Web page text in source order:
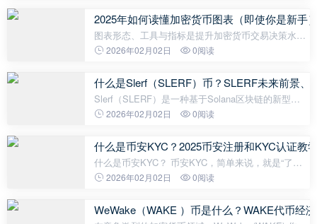
以太坊最成功的 Layer
2025年如何读懂加密货币图表（即使你是新手
图表形态、工具与指标是提升加密货币交易决策水平
的关键。它们帮助你识别趋势，洞察市场动态。 关键
（OHLC）数据。OHLC数据帮助交易者
2026年02月02日 0阅读
什么是Slerf（SLERF）币？SLERF未来前景、
Slerf（SLERF）是一种基于Solana区块链的新型
meme 币，自推出以来迅速成为加密社区的热门话
SLERF仍然以惊人的速度吸引了投资者的关注，
2026年02月02日 0阅读
什么是币安KYC？2025币安注册和KYC认证教
什么是币安KYC？ 币安KYC，简单来说，就是“了解
你的客户”这一国际通用金融监管原则在币安平台上的
求用户在开通和使
2026年02月02日 0阅读
WeWake（WAKE ）币是什么？WAKE代币经